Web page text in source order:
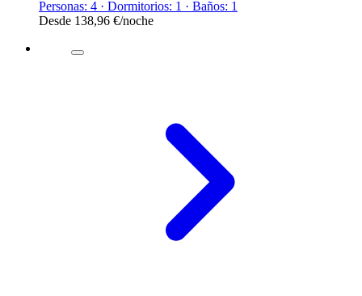
Personas: 4 · Dormitorios: 1 · Baños: 1
Desde 138,96 €/noche